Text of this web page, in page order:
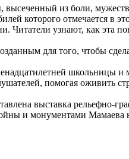
из боли,
которого отмечается в
Читатели узнают, как эта
для того, чтобы
школьницы
помогая оживить
выставка
и монументами Мамаева